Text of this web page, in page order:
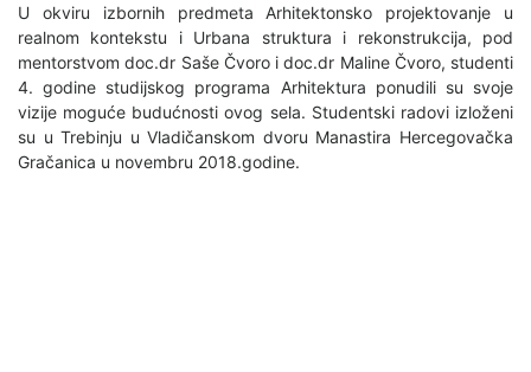
U okviru izbornih predmeta Arhitektonsko projektovanje u
realnom kontekstu i Urbana struktura i rekonstrukcija, pod
mentorstvom doc.dr Saše Čvoro i doc.dr Maline Čvoro, studenti
4. godine studijskog programa Arhitektura ponudili su svoje
vizije moguće budućnosti ovog sela. Studentski radovi izloženi
su u Trebinju u Vladičanskom dvoru Manastira Hercegovačka
Gračanica u novembru 2018.godine.